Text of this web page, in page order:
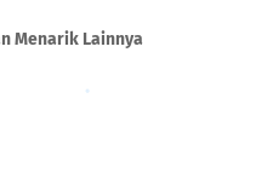
Menarik Lainnya